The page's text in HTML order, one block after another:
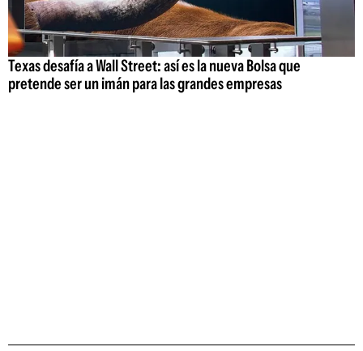
Texas desafía a Wall Street: así es la nueva Bolsa que
pretende ser un imán para las grandes empresas